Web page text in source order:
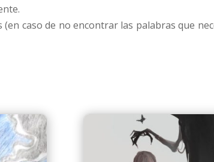
caso de no encontrar las palabras que